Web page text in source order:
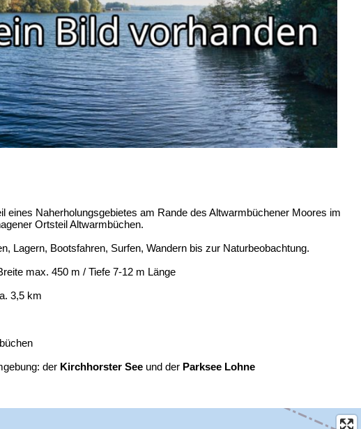
eines Naherholungsgebietes am Rande des Altwarmbüchener Moores im
Ortsteil Altwarmbüchen.
Lagern, Bootsfahren, Surfen, Wandern bis zur Naturbeobachtung.
max. 450 m / Tiefe 7-12 m Länge
3,5 km
der Kirchhorster See und der Parksee Lohne